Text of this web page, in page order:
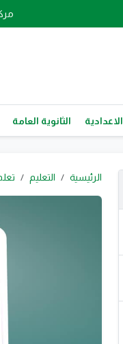
الاعدادية الثانوية العامة
الرئيسية التعليم